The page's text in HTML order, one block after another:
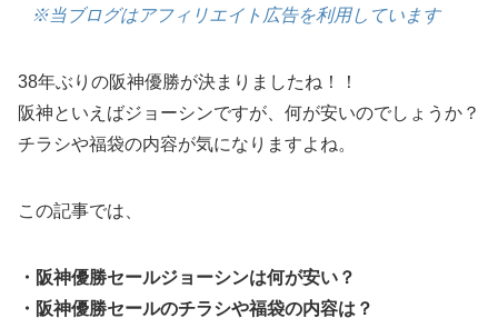
※当ブログはアフィリエイト広告を利用しています
38年ぶりの阪神優勝が決まりましたね！！
阪神といえばジョーシンですが、何が安いのでしょうか？
チラシや福袋の内容が気になりますよね。
この記事では、
・阪神優勝セールジョーシンは何が安い？
・阪神優勝セールのチラシや福袋の内容は？